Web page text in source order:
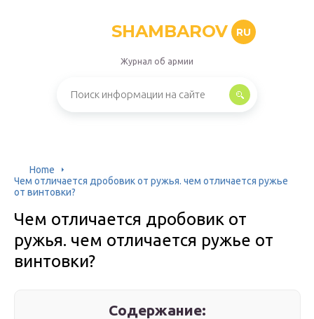
SHAMBAROV RU
Журнал об армии
Home
Чем отличается дробовик от ружья. чем отличается ружье
от винтовки?
Чем отличается дробовик от
ружья. чем отличается ружье от
винтовки?
Содержание: